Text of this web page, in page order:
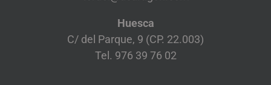
Huesca
C/ del Parque, 9 (CP. 22.003)
Tel. 976 39 76 02